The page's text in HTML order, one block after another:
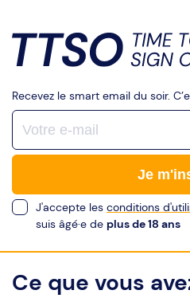
Recevez le smart email du soir.
Je
J'accepte les conditions
suis âgé·e de plus de 18 ans
Ce que vous